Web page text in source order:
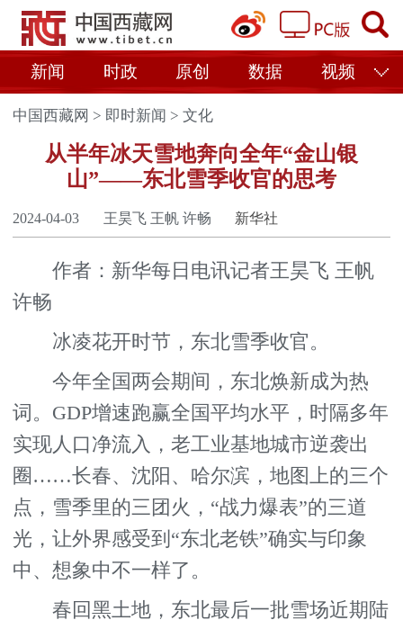
新闻 时政 原创 数据 视频
中国西藏网 > 即时新闻 >文化
从半年冰天雪地奔向全年“金山银
山”——东北雪季收官的思考
2024-04-03 王昊飞 王帆 许畅 新华社
作者：新华每日电讯记者王昊飞 王帆
许畅
冰凌花开时节，东北雪季收官。
今年全国两会期间，东北焕新成为热
词。GDP增速跑赢全国平均水平，时隔多年
实现人口净流入，老工业基地城市逆袭出
圈……长春、沈阳、哈尔滨，地图上的三个
点，雪季里的三团火，“战力爆表”的三道
光，让外界感受到“东北老铁”确实与印象
中、想象中不一样了。
春回黑土地，东北最后一批雪场近期陆